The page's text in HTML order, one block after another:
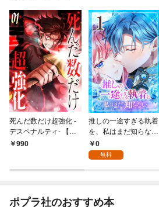
死んだ数だけ超強化 -
デスペナルティ- 【コ
ミック】 （1）
990
推しの一途すぎる執着
を、私はまだ知らない
第1話
0
無料
ポプラ社のおすすめ本